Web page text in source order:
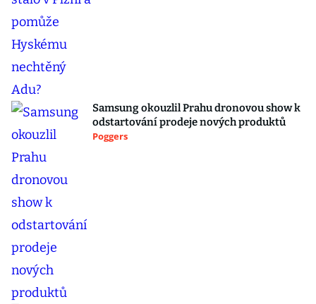
Samsung okouzlil Prahu dronovou show k
odstartování prodeje nových produktů
Poggers